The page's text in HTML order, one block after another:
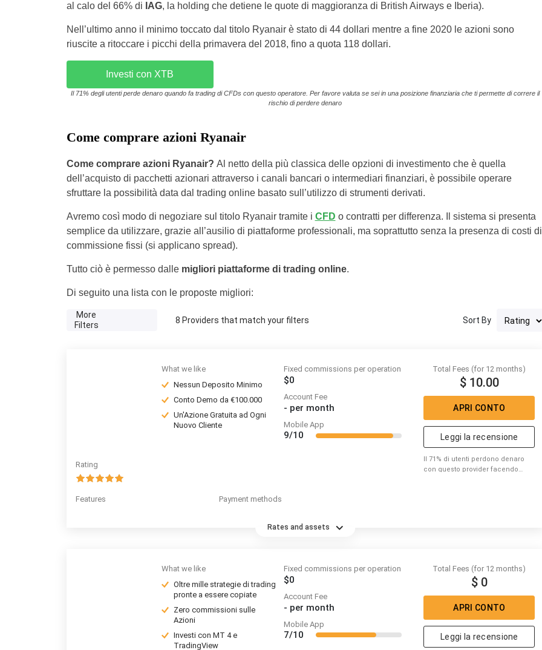
al calo del 66% di IAG, la holding che detiene le quote di maggioranza di British Airways e Iberia).
Nell’ultimo anno il minimo toccato dal titolo Ryanair è stato di 44 dollari mentre a fine 2020 le azioni sono
riuscite a ritoccare i picchi della primavera del 2018, fino a quota 118 dollari.
Investi con XTB
Il 71% degli utenti perde denaro quando fa trading di CFDs con questo operatore. Per favore valuta se sei in una posizione finanziaria che ti permette di correre il
rischio di perdere denaro
Come comprare azioni Ryanair
Come comprare azioni Ryanair? Al netto della più classica delle opzioni di investimento che è quella
dell’acquisto di pacchetti azionari attraverso i canali bancari o intermediari finanziari, è possibile operare
sfruttare la possibilità data dal trading online basato sull’utilizzo di strumenti derivati.
Avremo così modo di negoziare sul titolo Ryanair tramite i CFD o contratti per differenza. Il sistema si presenta
semplice da utilizzare, grazie all’ausilio di piattaforme professionali, ma soprattutto senza la presenza di costi di
commissione fissi (si applicano spread).
Tutto ciò è permesso dalle migliori piattaforme di trading online.
Di seguito una lista con le proposte migliori:
More
Filters
Sort By
8 Providers that match your filters
Rating
What we like
Nessun Deposito Minimo
Conto Demo da €100.000
Un'Azione Gratuita ad Ogni
Nuovo Cliente
Fixed commissions per operation
$0
Account Fee
- per month
Mobile App
9/10
Features Payment methods
Total Fees (for 12 months)
$ 10.00
APRI CONTO
Leggi la recensione
Il 71% di utenti perdono denaro
con questo provider facendo
Rates and assets
What we like
Oltre mille strategie di trading
pronte a essere copiate
Zero commissioni sulle
Azioni
Investi con MT 4 e
TradingView
Fixed commissions per operation
$0
Account Fee
- per month
Mobile App
7/10
Total Fees (for 12 months)
$ 0
APRI CONTO
Leggi la recensione